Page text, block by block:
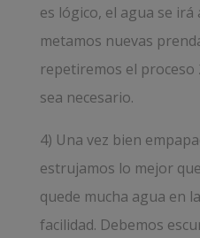
es lógico, el agua se irá
metamos nuevas
repetiremos el proceso
sea necesario.
4) Una vez bien
estrujamos lo mejor
quede mucha agua en
facilidad. Debemos